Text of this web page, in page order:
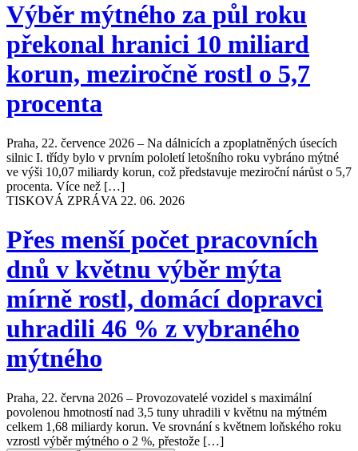
Výběr mýtného za půl roku
překonal hranici 10 miliard
korun, meziročně rostl o 5,7
procenta
Praha, 22. července 2026 – Na dálnicích a zpoplatněných úsecích
silnic I. třídy bylo v prvním pololetí letošního roku vybráno mýtné
ve výši 10,07 miliardy korun, což představuje meziroční nárůst o 5,7
procenta. Více než […]
TISKOVÁ ZPRÁVA 22. 06. 2026
Přes menší počet pracovních
dnů v květnu výběr mýta
mírně rostl, domácí dopravci
uhradili 46 % z vybraného
mýtného
Praha, 22. června 2026 – Provozovatelé vozidel s maximální
povolenou hmotností nad 3,5 tuny uhradili v květnu na mýtném
celkem 1,68 miliardy korun. Ve srovnání s květnem loňského roku
vzrostl výběr mýtného o 2 %, přestože […]